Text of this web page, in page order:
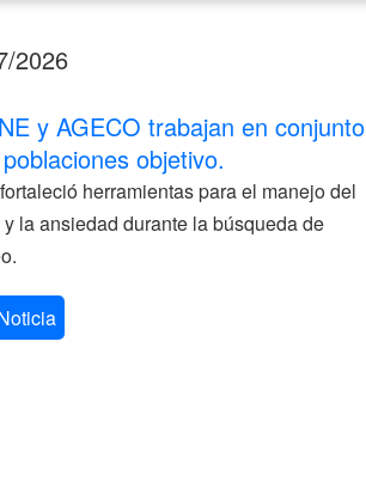
2026
y AGECO trabajan en conjunto
objetivo.
herramientas para el manejo del
y la ansiedad durante la búsqueda de